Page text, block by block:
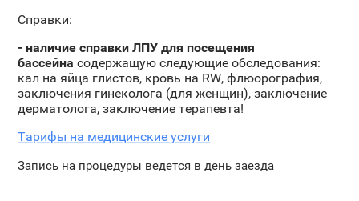
Справки:
- наличие справки ЛПУ для посещения
бассейнасодержащую следующие обследования:
кал на яйца глистов, кровь на RW, флюорография,
заключения гинеколога (для женщин), заключение
дерматолога, заключение терапевта!
Тарифы на медицинские услуги
Запись на процедуры ведется в день заезда